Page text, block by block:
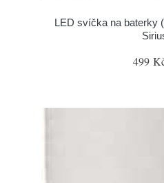
LED svíčka na baterky
499